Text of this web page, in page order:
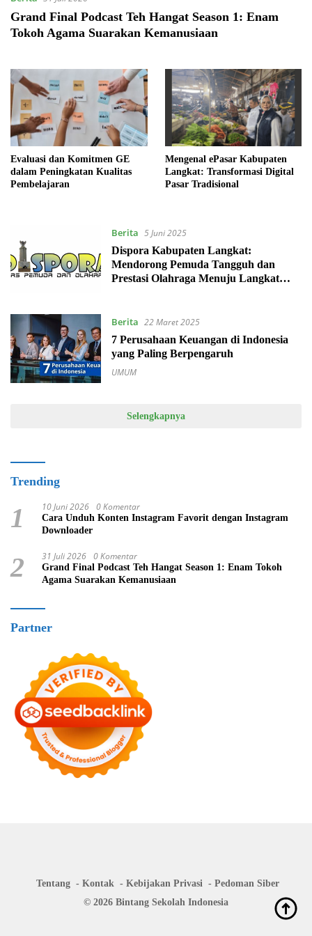
Grand Final Podcast Teh Hangat Season 1: Enam
Tokoh Agama Suarakan Kemanusiaan
Evaluasi dan Komitmen GE
dalam Peningkatan Kualitas
Pembelajaran
Mengenal ePasar Kabupaten
Langkat: Transformasi Digital
Pasar Tradisional
Berita 5 Juni 2025
Dispora Kabupaten Langkat:
Mendorong Pemuda Tangguh dan
Prestasi Olahraga Menuju Langkat
Berita 22 Maret 2025
7 Perusahaan Keuangan di Indonesia
yang Paling Berpengaruh
UMUM
Selengkapnya
Trending
1 10 Juni 2026 0 Komentar
Cara Unduh Konten Instagram Favorit dengan Instagram
Downloader
2 31 Juli 2026 0 Komentar
Grand Final Podcast Teh Hangat Season 1: Enam Tokoh
Agama Suarakan Kemanusiaan
Partner
Tentang Kontak Kebijakan Privasi
Pedoman Siber
© 2026 Bintang Sekolah Indonesia